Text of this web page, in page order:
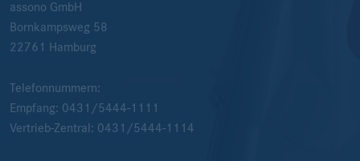
assono GmbH
Bornkampsweg 58
22761
Hamburg
Telefonnummern:
Empfang: 0431/5444-1111
Vertrieb-Zentral: 0431/5444-1114